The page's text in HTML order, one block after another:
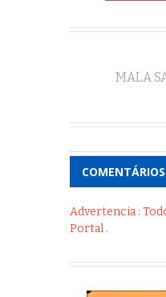
MALA
COMENTÁRIOS
Advertencia :
Portal .